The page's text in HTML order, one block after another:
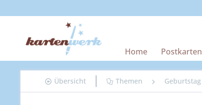
Home Postkarten
Übersicht Themen Geburtstag